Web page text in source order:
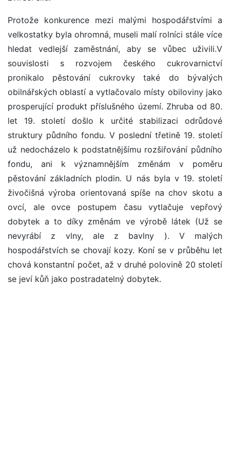
Protože konkurence mezi malými hospodářstvími a
velkostatky byla ohromná, museli malí rolníci stále více
hledat vedlejší zaměstnání, aby se vůbec uživili.V
souvislosti s rozvojem českého cukrovarnictví
pronikalo pěstování cukrovky také do bývalých
obilnářských oblastí a vytlačovalo místy obiloviny jako
prosperující produkt příslušného území. Zhruba od 80.
let 19. století došlo k určité stabilizaci odrůdové
struktury půdního fondu. V poslední třetině 19. století
už nedocházelo k podstatnějšímu rozšiřování půdního
fondu, ani k významnějším změnám v poměru
pěstování základních plodin. U nás byla v 19. století
živočišná výroba orientovaná spíše na chov skotu a
ovcí, ale ovce postupem času vytlačuje vepřový
dobytek a to díky změnám ve výrobě látek (Už se
nevyrábí z vlny, ale z bavlny ). V malých
hospodářstvích se chovají kozy. Koní se v průběhu let
chová konstantní počet, až v druhé polovině 20 století
se jeví kůň jako postradatelný dobytek.